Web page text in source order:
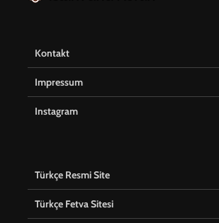
Kontakt
Impressum
Instagram
Türkçe Resmi Site
Türkçe Fetva Sitesi